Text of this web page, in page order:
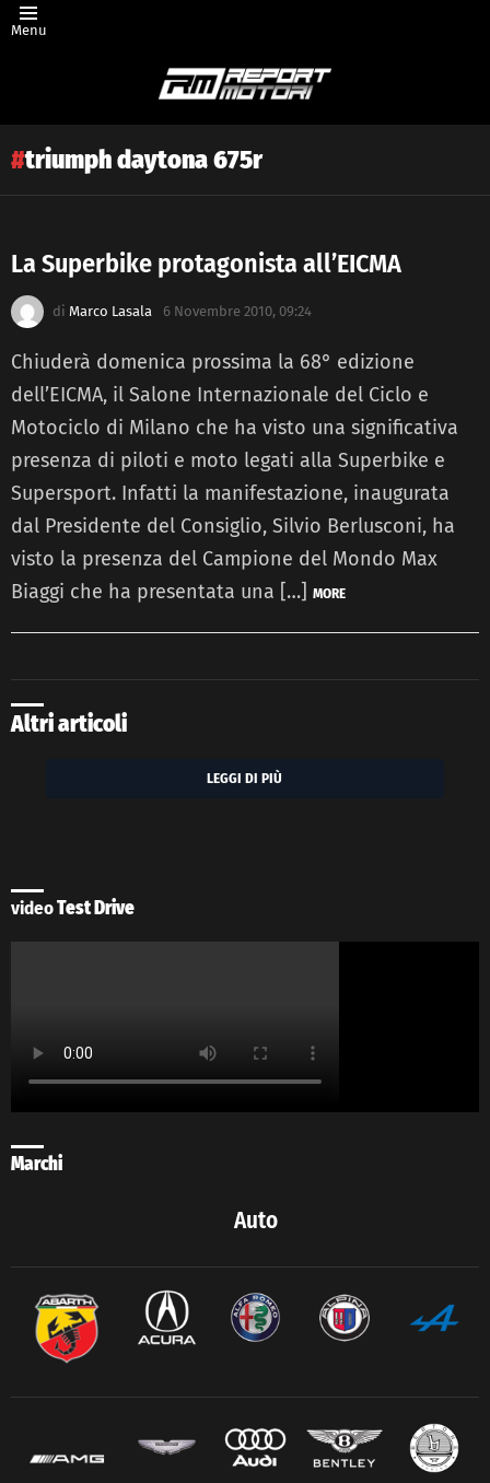
Menu
triumph daytona 675r
Latest
story
La Superbike protagonista all’EICMA
di Marco Lasala 6 Novembre 2010, 09:24
Chiuderà domenica prossima la 68° edizione
dell’EICMA, il Salone Internazionale del Ciclo e
Motociclo di Milano che ha visto una significativa
presenza di piloti e moto legati alla Superbike e
Supersport. Infatti la manifestazione, inaugurata
dal Presidente del Consiglio, Silvio Berlusconi, ha
visto la presenza del Campione del Mondo Max
Biaggi che ha presentata una […] MORE
Altri articoli
LEGGI DI PIÙ
videoTest Drive
Marchi
Auto